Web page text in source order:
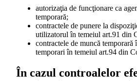
autorizaţia de funcţionare ca
temporară;
contractele de punere la
utilizatorul în temeiul art.91 din
contractele de muncă temporară
temporari în temeiul art.94 din
În cazul controalelor